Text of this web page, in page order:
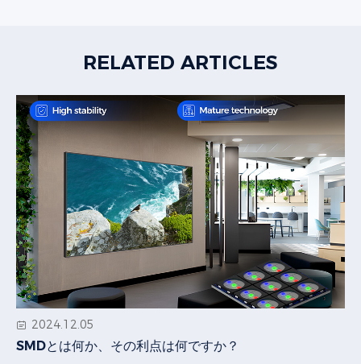
RELATED ARTICLES
2024.12.05
SMDとは何か、その利点は何ですか？